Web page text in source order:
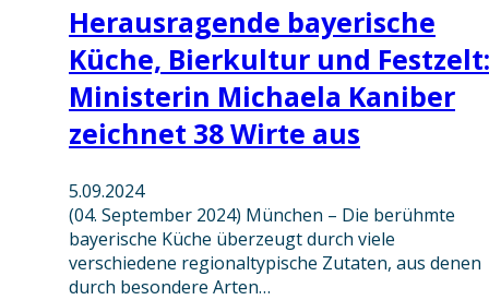
Herausragende bayerische
Küche, Bierkultur und Festzelt:
Ministerin Michaela Kaniber
zeichnet 38 Wirte aus
5.09.2024
(04. September 2024) München – Die berühmte
bayerische Küche überzeugt durch viele
verschiedene regionaltypische Zutaten, aus denen
durch besondere Arten…